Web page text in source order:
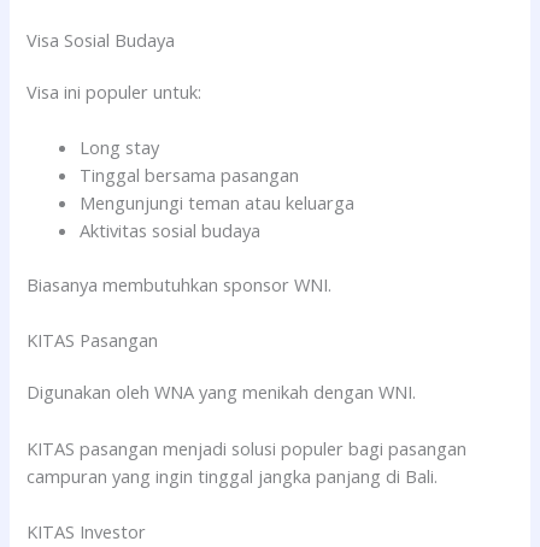
Visa Sosial Budaya
Visa ini populer untuk:
Long stay
Tinggal bersama pasangan
Mengunjungi teman atau keluarga
Aktivitas sosial budaya
Biasanya membutuhkan sponsor WNI.
KITAS Pasangan
Digunakan oleh WNA yang menikah dengan WNI.
KITAS pasangan menjadi solusi populer bagi pasangan
campuran yang ingin tinggal jangka panjang di Bali.
KITAS Investor